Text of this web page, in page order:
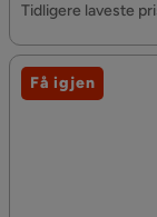
Tidligere laveste
Få igjen